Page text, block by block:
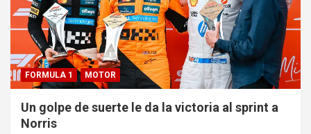
FORMULA 1 MOTOR
Un golpe de suerte le da la victoria al sprint a
Norris